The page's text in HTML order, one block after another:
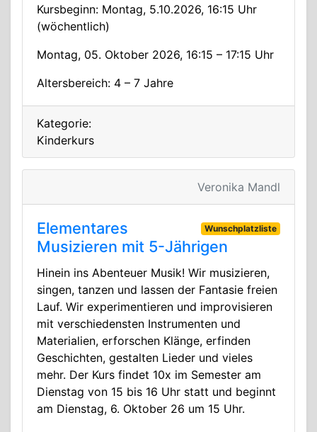
Kursbeginn: Montag, 5.10.2026, 16:15 Uhr
(wöchentlich)
Montag, 05. Oktober 2026, 16:15 – 17:15 Uhr
Altersbereich: 4 – 7 Jahre
Kategorie:
Kinderkurs
Veronika Mandl
Wunschplatzliste
Elementares
Musizieren mit 5-Jährigen
Hinein ins Abenteuer Musik! Wir musizieren,
singen, tanzen und lassen der Fantasie freien
Lauf. Wir experimentieren und improvisieren
mit verschiedensten Instrumenten und
Materialien, erforschen Klänge, erfinden
Geschichten, gestalten Lieder und vieles
mehr. Der Kurs findet 10x im Semester am
Dienstag von 15 bis 16 Uhr statt und beginnt
am Dienstag, 6. Oktober 26 um 15 Uhr.